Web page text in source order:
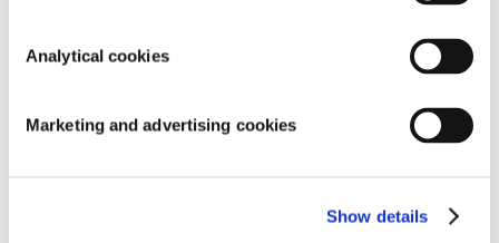
Analytical cookies
Marketing and advertising cookies
Show details
Informationen
verwendet, um